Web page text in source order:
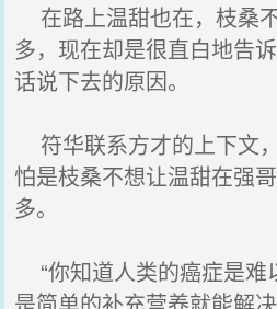
在路上温甜也在，枝桑
多，现在却是很直白地告
话说下去的原因。
符华联系方才的上下文
怕是枝桑不想让温甜在强
多。
“你知道人类的癌症是难